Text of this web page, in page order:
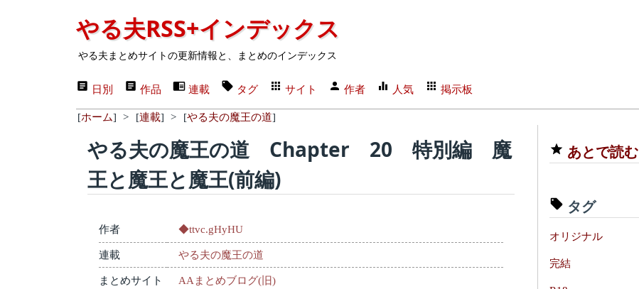
やる夫RSS+インデックス
やる夫まとめサイトの更新情報と、まとめのインデックス
日別 作品 連載 タグ サイト 作者 人気 掲示板
[ホーム] > [連載] > [やる夫の魔王の道]
やる夫の魔王の道 Chapter 20 特別編 魔
王と魔王と魔王(前編)
作者 ◆ttvc.gHyHU
連載 やる夫の魔王の道
まとめサイト AAまとめブログ(旧)
あとで読む
タグ
オリジナル
完結